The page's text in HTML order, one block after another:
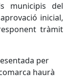
municipis del
inicial,
tràmit
per
haurà